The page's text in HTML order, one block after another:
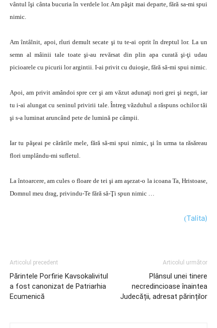
vântul îşi cânta bucuria în verdele lor. Am păşit mai departe, fără sa-mi spui
nimic.
Am întâlnit, apoi, rîuri demult secate şi tu te-ai oprit în dreptul lor. La un
semn al mâinii tale toate şi-au revărsat din plin apa curată şi-ţi udau
picioarele cu picurii lor argintii. I-ai privit cu duioşie, fără să-mi spui nimic.
Apoi, am privit amândoi spre cer şi am văzut adunaţi nori grei şi negri, iar
tu i-ai alungat cu seninul privirii tale. Întreg văzduhul a răspuns ochilor tăi
şi s-a luminat aruncând pete de lumină pe câmpii.
Iar tu păşeai pe cărările mele, fără să-mi spui nimic, şi în urma ta răsăreau
flori umplându-mi sufletul.
La întoarcere, am cules o floare de tei şi am aşezat-o la icoana Ta, Hristoase,
Domnul meu drag, privindu-Te fără să-Ţi spun nimic …
(Talita)
Articolul precedent
Părintele Porfirie Kavsokalivitul
a fost canonizat de Patriarhia
Ecumenică
Articolul următor
Plânsul unei tinere
necredincioase înaintea
Judecății, adresat părinților